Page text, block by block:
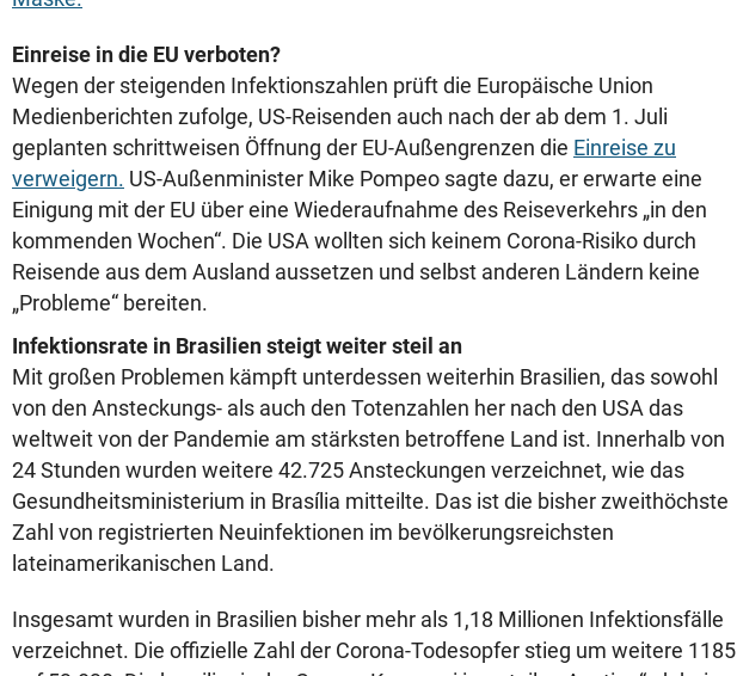
Einreise in die EU verboten?
Wegen der steigenden Infektionszahlen prüft die Europäische Union
Medienberichten zufolge, US-Reisenden auch nach der ab dem 1. Juli
geplanten schrittweisen Öffnung der EU-Außengrenzen die Einreise zu
verweigern. US-Außenminister Mike Pompeo sagte dazu, er erwarte eine
Einigung mit der EU über eine Wiederaufnahme des Reiseverkehrs „in den
kommenden Wochen“. Die USA wollten sich keinem Corona-Risiko durch
Reisende aus dem Ausland aussetzen und selbst anderen Ländern keine
„Probleme“ bereiten.
Infektionsrate in Brasilien steigt weiter steil an
Mit großen Problemen kämpft unterdessen weiterhin Brasilien, das sowohl
von den Ansteckungs- als auch den Totenzahlen her nach den USA das
weltweit von der Pandemie am stärksten betroffene Land ist. Innerhalb von
24 Stunden wurden weitere 42.725 Ansteckungen verzeichnet, wie das
Gesundheitsministerium in Brasília mitteilte. Das ist die bisher zweithöchste
Zahl von registrierten Neuinfektionen im bevölkerungsreichsten
lateinamerikanischen Land.
Insgesamt wurden in Brasilien bisher mehr als 1,18 Millionen Infektionsfälle
verzeichnet. Die offizielle Zahl der Corona-Todesopfer stieg um weitere 1185